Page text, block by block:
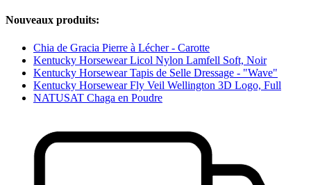
Nouveaux produits:
Chia de Gracia Pierre à Lécher - Carotte
Kentucky Horsewear Licol Nylon Lamfell Soft, Noir
Kentucky Horsewear Tapis de Selle Dressage - "Wave"
Kentucky Horsewear Fly Veil Wellington 3D Logo, Full
NATUSAT Chaga en Poudre